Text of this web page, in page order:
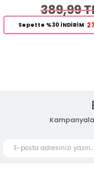
389,99
Sepette %30 İNDİRİM